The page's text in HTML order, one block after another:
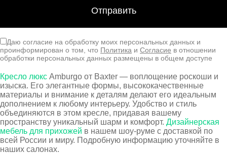
Даю согласие на обработку моих персональных данных и
проинформирован о том, что Политика и Согласие в отношении
обработки персональных данных размещены в общем доступе
Кресло люкс Amburgo от Baxter — воплощение роскоши и
изыска. Его элегантные формы, высококачественные
материалы и внимание к деталям делают его идеальным
дополнением к любому интерьеру. Удобство и стиль
объединяются в этом кресле, придавая вашему
пространству уникальный шарм и комфорт. Дизайнерская
мебель для прихожей в нашем шоу-руме с доставкой по
всей России и миру. Подробную информацию уточняйте в
наших салонах.